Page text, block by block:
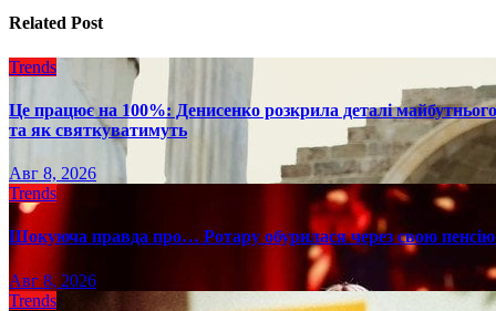
Related Post
Trends
Це працює на 100%: Денисенко розкрила деталі майбутнього
та як святкуватимуть
Авг 8, 2026
Trends
Шокуюча правда про… Ротару обурилася через свою
Авг 8, 2026
Trends